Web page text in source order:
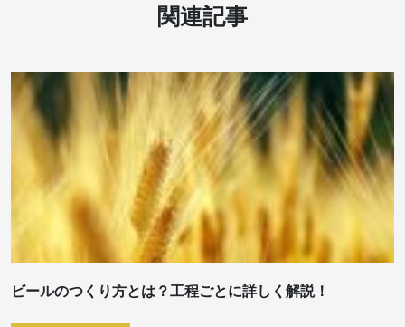
関連記事
ビールのつくり方とは？工程ごとに詳しく解説！